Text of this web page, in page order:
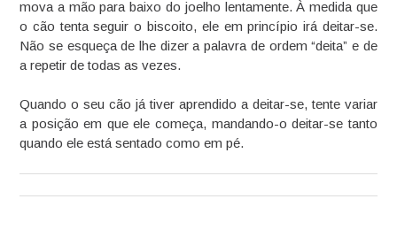
mova a mão para baixo do joelho lentamente. À medida que
o cão tenta seguir o biscoito, ele em princípio irá deitar-se.
Não se esqueça de lhe dizer a palavra de ordem “deita” e de
a repetir de todas as vezes.
Quando o seu cão já tiver aprendido a deitar-se, tente variar
a posição em que ele começa, mandando-o deitar-se tanto
quando ele está sentado como em pé.